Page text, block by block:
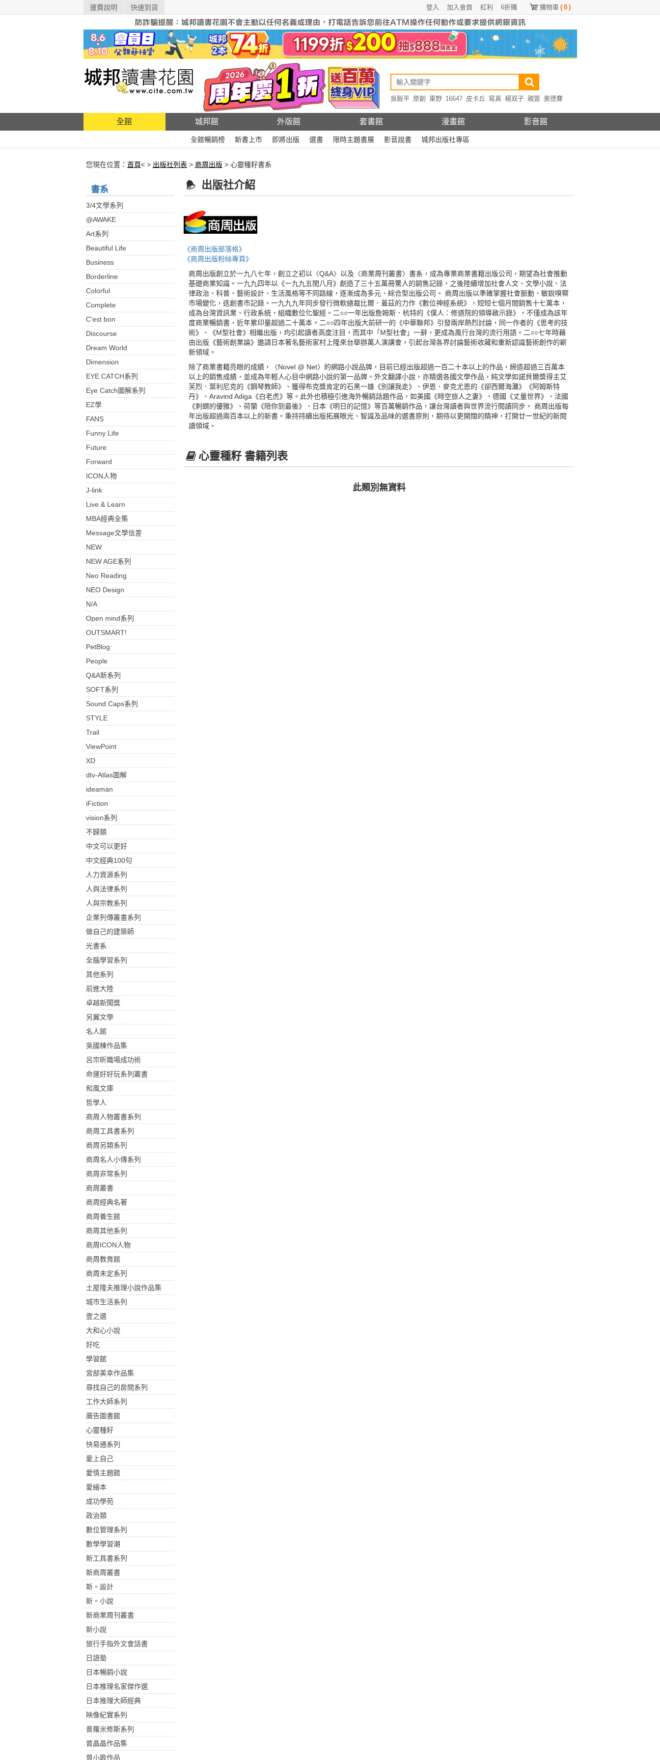
運費說明 快速到貨 購物車 ( 0 )
6折購
紅利
加入會員
登入
吳毅平 原創 東野 16647 皮卡丘 寫真 楊双子 親簽 奧德賽
全館 城邦館 外版館 套書館 漫畫館 影音館
全館暢銷榜 新書上市 即將出版 選書 限時主題書展 影音說書 城邦出版社專區
您現在位置： 首頁< > 出版社列表 > 商周出版 > 心靈種籽書系
書系
3/4文學系列
@AWAKE
Art系列
Beautiful Life
Business
Borderline
Colorful
Complete
C'est bon
Discourse
Dream World
Dimension
EYE CATCH系列
Eye Catch圖解系列
EZ學
FANS
Funny Life
Future
Forward
ICON人物
J-link
Live & Learn
MBA經典全集
Message文學信差
NEW
NEW AGE系列
Neo Reading
NEO Design
N/A
Open mind系列
OUTSMART!
PetBlog
People
Q&A新系列
SOFT系列
Sound Caps系列
STYLE
Trail
ViewPoint
XD
dtv-Atlas圖解
ideaman
iFiction
vision系列
不歸類
中文可以更好
中文經典100句
人力資源系列
人與法律系列
人與宗教系列
企業列傳叢書系列
做自己的建築師
光書系
全腦學習系列
其他系列
前進大陸
卓越新聞獎
另翼文學
名人館
吳國棟作品集
呂宗昕職場成功術
命運好好玩系列叢書
和風文庫
哲學人
商周人物叢書系列
商周工具書系列
商周另類系列
商周名人小傳系列
商周非常系列
商周叢書
商周經典名著
商周養生館
商周其他系列
商周ICON人物
商周教育館
商周未定系列
土屋隆夫推理小說作品集
城市生活系列
壹之選
大和心小說
好吃
學習館
宮部美幸作品集
尋找自己的房間系列
工作大師系列
廣告圖書館
心靈種籽
快易通系列
愛上自己
愛情主題館
愛繪本
成功學苑
政治類
數位管理系列
數學學習潮
新工具書系列
新商周叢書
新。設計
新。小說
新商業周刊叢書
新小說
旅行手指外文會話書
日語塾
日本暢銷小說
日本推理名家傑作選
日本推理大師經典
映像紀實系列
普羅米修斯系列
曾晶晶作品集
曾小歌作品
出版社介紹
《商周出版部落格》
《商周出版粉絲專頁》
商周出版創立於一九八七年，創立之初以〈Q&A〉以及〈商業周刊叢書〉書系，成為專業商業書籍出版公司，期望為社會推動
基礎商業知識。一九九四年以《一九九五閏八月》創造了三十五萬冊驚人的銷售記錄，之後陸續增加社會人文、文學小說、法
律政治、科普、藝術設計、生活風格等不同路線，逐漸成為多元、綜合型出版公司。 商周出版以準確掌握社會脈動、敏銳嗅察
市場變化，迭創書市記錄。一九九九年同步發行微軟總裁比爾．蓋茲的力作《數位神經系統》，短短七個月間銷售十七萬本，
成為台灣資訊業、行政系統，組織數位化聖經。二○○一年出版詹姆斯．杭特的《僕人：修道院的領導啟示錄》，不僅成為該年
度商業暢銷書，近年累印量超過二十萬本。二○○四年出版大前研一的《中華聯邦》引發兩岸熱烈討論，同一作者的《思考的技
術》、《M型社會》相繼出版，均引起讀者高度注目，而其中「M型社會」一辭，更成為風行台灣的流行用語。二○○七年時藉
由出版《藝術創業論》邀請日本著名藝術家村上隆來台舉辦萬人演講會，引起台灣各界討論藝術收藏和重新認識藝術創作的嶄
新領域。
除了商業書籍亮眼的成績，〈Novel @ Net〉的網路小說品牌，目前已經出版超過一百二十本以上的作品，締造超過三百萬本
以上的銷售成績，並成為年輕人心目中網路小說的第一品牌。外文翻譯小說，亦精選各國文學作品，純文學如諾貝爾獎得主艾
芙烈．葉利尼克的《鋼琴教師》、獲得布克獎肯定的石黑一雄《別讓我走》、伊恩．麥克尤恩的《卻西爾海灘》《阿姆斯特
丹》、Aravind Adiga《白老虎》等。此外也積極引進海外暢銷話題作品，如美國《時空旅人之妻》、德國《丈量世界》、法國
《刺蝟的優雅》、荷蘭《陪你到最後》、日本《明日的記憶》等百萬暢銷作品，讓台灣讀者與世界流行閱讀同步。 商周出版每
年出版超過兩百本以上的新書。秉持持續出版拓展眼光、智識及品味的選書原則，期待以更開闊的精神，打開廿一世紀的新閱
讀領域。
心靈種籽 書籍列表
此類別無資料